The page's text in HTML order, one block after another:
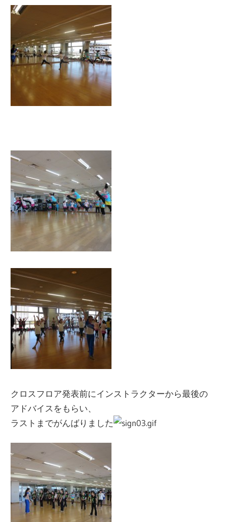
クロスフロア発表前にインストラクターから最後の
アドバイスをもらい、
ラストまでがんばりました